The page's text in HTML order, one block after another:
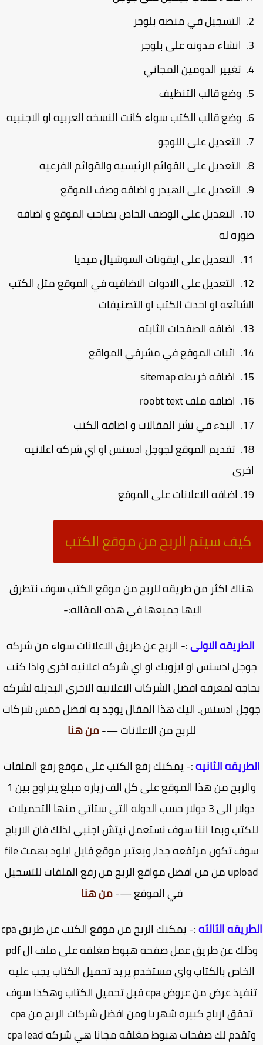
التسجيل في منصه بلوجر
انشاء مدونه على بلوجر
تغيير الدومين المجاني
وضع قالب التنظيف
وضع قالب الكتب سواء كانت النسخه العربيه او الاجنبيه
التعديل على اللوجو
التعديل على القوائم الرئيسيه والقوائم الفرعيه
التعديل على الهيدر و اضافه وصف للموقع
التعديل على الوصف الخاص بصاحب الموقع و اضافه
له
التعديل على ايقونات السوشيال ميديا
التعديل على الادوات الاضافيه في الموقع مثل الكتب
او احدث الكتب او التصنيفات
اضافه الصفحات الثابته
اثبات الموقع في مشرفي المواقع
اضافه خريطه sitemap
اضافه ملف roobt text
البدء في نشر المقالات و اضافه الكتب
تقديم الموقع لجوجل ادسنس او اي شركه اعلانيه
اضافه الاعلانات على الموقع
كيف سيتم الربح من موقع الكتب
اكثر من طريقه للربح من موقع الكتب سوف نتطرق
اليها جميعها في هذه المقاله:-
الاولى:- الربح عن طريق الاعلانات سواء من شركه
ادسنس او ايزويك او اي شركه اعلانيه اخرى واذا كنت
لمعرفه افضل الشركات الاعلانيه الاخرى البديله لشركه
ادسنس.اليك هذا المقال يوجد به افضل خمس شركات
للربح من الاعلانات —-من هنا
الثانيه:- يمكنك رفع الكتب على موقع رفع الملفات
والربح من هذا الموقع على كل الف زياره مبلغ يتراوح بين 1
دولار الى 3 دولار حسب الدوله التي ستاتي منها التحميلات
وبما اننا سوف نستعمل نيتش اجنبي لذلك فان الارباح
سوف تكون مرتفعه جدا, ويعتبر موقع فايل ابلود بهمث file
upload من من افضل مواقع الربح من رفع الملفات للتسجيل
في الموقع —-من هنا
الثالثه
:- يمكنك الربح من موقع الكتب عن طريق cpa
وذلك عن طريق عمل صفحه هبوط مغلقه على ملف ال pdf
بالكتاب واي مستخدم يريد تحميل الكتاب يجب عليه
تنفيذ عرض من عروض cpa قبل تحميل الكتاب وهكذا سوف
تحقق ارباح كبيره شهريا ومن افضل شركات الربح من cpa
وتقدم لك صفحات هبوط مغلقه مجانا هي شركه cpa lead